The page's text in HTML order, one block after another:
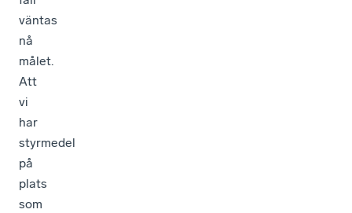
väntas
nå
målet.
Att
vi
har
styrmedel
på
plats
som